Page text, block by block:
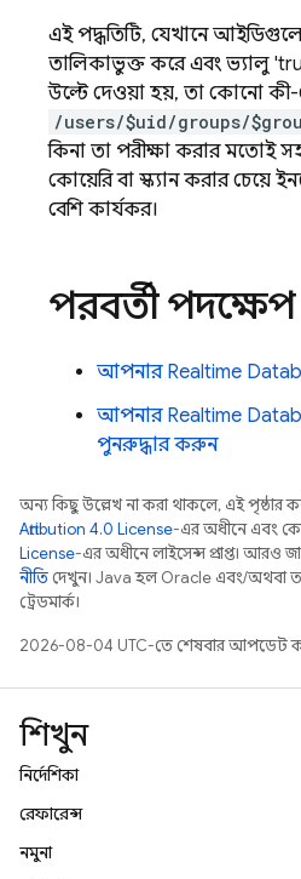
এই পদ্ধতিটি, যেখানে
তালিকাভুক্ত করে এবং ভ্যালু
উল্টে দেওয়া হয়, তা কোনো
/users/$uid/groups/
কিনা তা পরীক্ষা করার মতোই
কোয়েরি বা স্ক্যান করার চেয়ে
বেশি কার্যকর।
পরবর্তী পদক্ষেপ
আপনার Realtime
আপনার Realtime
পুনরুদ্ধার করুন
অন্য কিছু উল্লেখ না করা থাকলে, এই পৃষ্ঠার
Attribution 4.0 License-এর অধীনে এবং
License-এর অধীনে লাইসেন্স প্রাপ্ত। আরও
নীতি দেখুন। Java হল Oracle এবং/অথবা তার
ট্রেডমার্ক।
2026-08-04 UTC-তে শেষবার আপডেট
শিখুন
নির্দেশিকা
রেফারেন্স
নমুনা